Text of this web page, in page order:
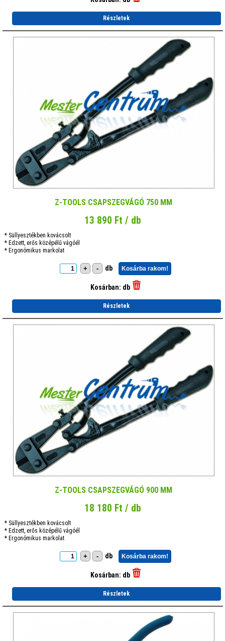
Részletek
Z-TOOLS CSAPSZEGVÁGÓ 750 MM
13 890 Ft / db
* Süllyesztékben kovácsolt
* Edzett, erős középélű vágóél
* Ergonómikus markolat
+ - db Kosárba rakom!
Kosárban: db
Részletek
Z-TOOLS CSAPSZEGVÁGÓ 900 MM
18 180 Ft / db
* Süllyesztékben kovácsolt
* Edzett, erős középélű vágóél
* Ergonómikus markolat
+ - db Kosárba rakom!
Kosárban: db
Részletek